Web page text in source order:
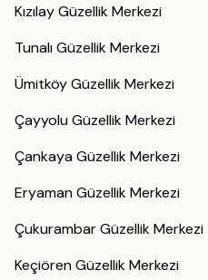
Kızılay Güzellik Merkezi
Tunalı Güzellik Merkezi
Ümitköy Güzellik Merkezi
Çayyolu Güzellik Merkezi
Çankaya Güzellik Merkezi
Eryaman Güzellik Merkezi
Çukurambar Güzellik Merkezi
Keçiören Güzellik Merkezi